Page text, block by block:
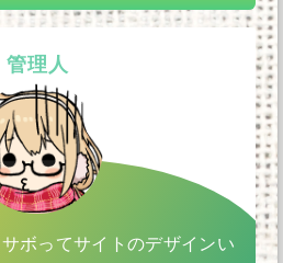
管理人
ボってサイトのデザインい